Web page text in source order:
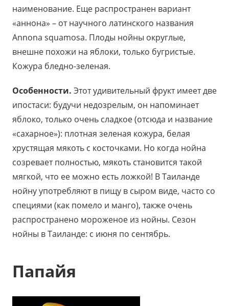
наименование. Еще распространен вариант
«аннона» – от научного латинского названия
Annona squamosa. Плоды нойны округлые,
внешне похожи на яблоки, только бугристые.
Кожура бледно-зеленая.
Особенности. Этот удивительный фрукт имеет две
ипостаси: будучи недозрелым, он напоминает
яблоко, только очень сладкое (отсюда и название
«сахарное»): плотная зеленая кожура, белая
хрустящая мякоть с косточками. Но когда нойна
созревает полностью, мякоть становится такой
мягкой, что ее можно есть ложкой! В Таиланде
нойну употребляют в пищу в сыром виде, часто со
специями (как помело и манго), также очень
распространено мороженое из нойны. Сезон
нойны в Таиланде: с июня по сентябрь.
Папайя